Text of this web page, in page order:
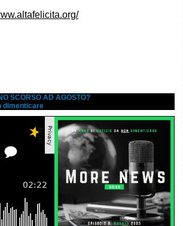
SCORSO AD AGOSTO?
dimenticare